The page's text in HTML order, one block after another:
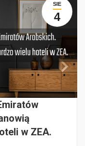
SIE
4
w ZEA.